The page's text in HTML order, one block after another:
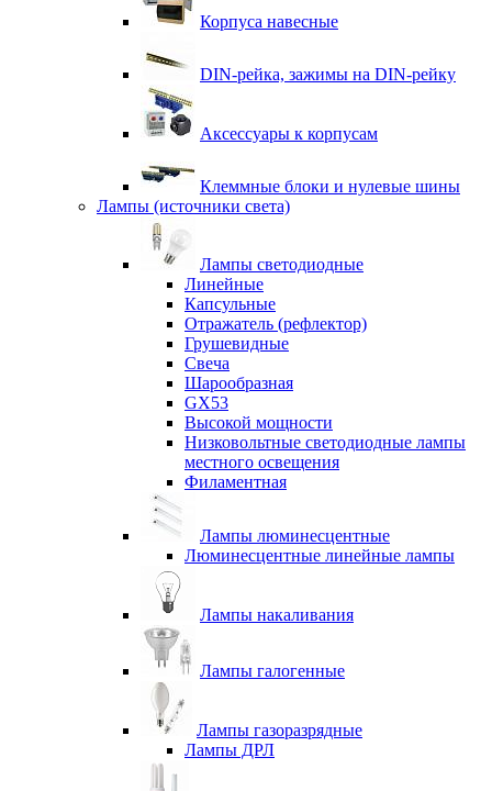
Корпуса навесные
DIN-рейка, зажимы на DIN-рейку
Аксессуары к корпусам
Клеммные блоки и нулевые шины
Лампы (источники света)
Лампы светодиодные
Линейные
Капсульные
Отражатель (рефлектор)
Грушевидные
Свеча
Шарообразная
GX53
Высокой мощности
Низковольтные светодиодные лампы
местного освещения
Филаментная
Лампы люминесцентные
Люминесцентные линейные лампы
Лампы накаливания
Лампы галогенные
Лампы газоразрядные
Лампы ДРЛ